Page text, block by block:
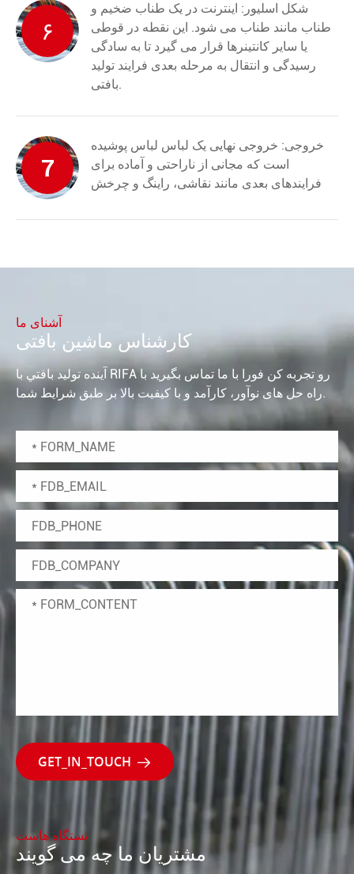
۶
شکل اسلیور: اینترنت در یک طناب ضخیم و
طناب مانند طناب می شود. این نقطه در قوطی
یا سایر کانتینرها قرار می گیرد تا به سادگی
رسیدگی و انتقال به مرحله بعدی فرایند تولید
بافتی.
7
خروجی: خروجی نهایی یک لباس لباس پوشیده
است که مجانی از ناراحتی و آماده برای
فرایندهای بعدی مانند نقاشی، راینگ و چرخش
آشنای ما
کارشناس ماشین بافتی
آينده توليد بافتي با RIFA رو تجربه کن فورا با ما تماس بگيريد با
راه حل های نوآور، کارآمد و با کیفیت بالا بر طبق شرایط شما.

تستگاه هاست
مشتریان ما چه می گویند